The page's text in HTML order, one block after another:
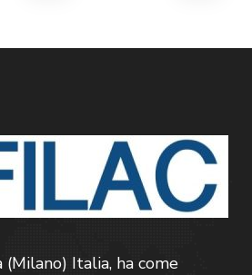
(Milano) Italia, ha come